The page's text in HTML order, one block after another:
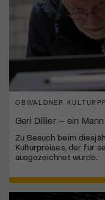
OBWALDNER
Geri Dillier – ein
Zu Besuch beim
Kulturpreises, der für
ausgezeichnet wurde.